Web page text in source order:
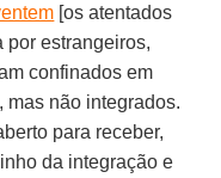
[os atentados
por estrangeiros,
confinados em
mas não integrados.
para receber,
da integração e